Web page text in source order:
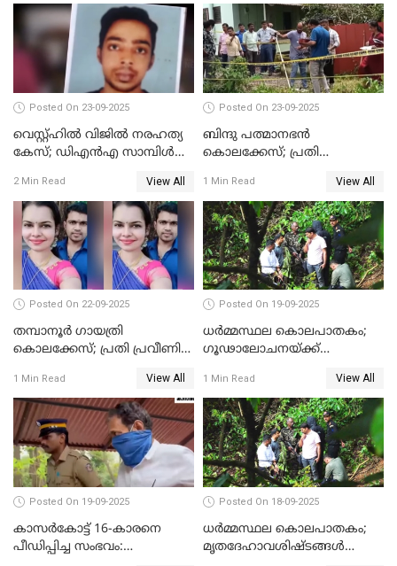
Posted On 23-09-2025
വെസ്റ്റ്ഹിൽ വിജിൽ നരഹത്യ
കേസ്; ഡിഎൻഎ സാമ്പിൾ
2 Min Read View All
Posted On 23-09-2025
ബിന്ദു പത്മാനഭന്‍
കൊലക്കേസ്; പ്രതി
രേഖപ്പെടുത്തി
1 Min Read View All
Posted On 22-09-2025
തമ്പാനൂര്‍ ഗായത്രി
കൊലക്കേസ്; പ്രതി പ്രവീണിന്
ലക്ഷം രൂപ പിഴയും
1 Min Read View All
Posted On 19-09-2025
ധർമ്മസ്ഥല കൊലപാതകം;
ഗൂഢാലോചനയ്ക്ക്
1 Min Read View All
Posted On 19-09-2025
കാസർകോട്ട് 16-കാരനെ
പീഡിപ്പിച്ച സംഭവം:
Posted On 18-09-2025
ധർമ്മസ്ഥല കൊലപാതകം;
മൃതദേഹാവശിഷ്ടങ്ങൾ